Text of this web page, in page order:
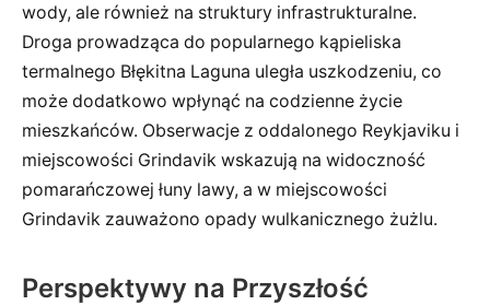
wody, ale również na struktury infrastrukturalne.
Droga prowadząca do popularnego kąpieliska
termalnego Błękitna Laguna uległa uszkodzeniu, co
może dodatkowo wpłynąć na codzienne życie
mieszkańców. Obserwacje z oddalonego Reykjaviku i
miejscowości Grindavik wskazują na widoczność
pomarańczowej łuny lawy, a w miejscowości
Grindavik zauważono opady wulkanicznego żużlu.
Perspektywy na Przyszłość